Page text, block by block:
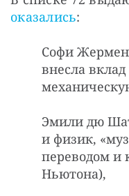
оказались:
Софи Жермен
внесла
Эмили дю
и физик,
переводом и
Ньютона),